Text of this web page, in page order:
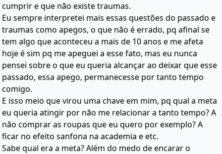
cumprir e que não existe traumas.
Eu sempre interpretei mais essas questões do passado e
traumas como apegos, o que não é errado, pq afinal se
tem algo que aconteceu a mais de 10 anos e me afeta
hoje é sim pq me apeguei a esse fato, mas eu nunca
pensei sobre o que eu queria alcançar ao deixar que esse
passado, essa apego, permanecesse por tanto tempo
comigo.
E isso meio que virou uma chave em mim, pq qual a meta
eu queria atingir por não me relacionar a tanto tempo? A
não comprar as roupas que eu quero por exemplo? A
ficar no efeito sanfona na academia e etc.
Sabe qual era a meta? Além do medo de encarar o